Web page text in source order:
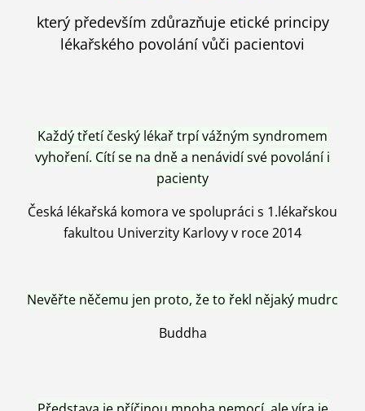
který především zdůrazňuje etické principy
lékařského povolání vůči pacientovi
Každý třetí český lékař trpí vážným syndromem
vyhoření. Cítí se na dně a nenávidí své povolání i
pacienty
Česká lékařská komora ve spolupráci s 1.lékařskou
fakultou Univerzity Karlovy v roce 2014
Nevěřte něčemu jen proto, že to řekl nějaký mudrc
Buddha